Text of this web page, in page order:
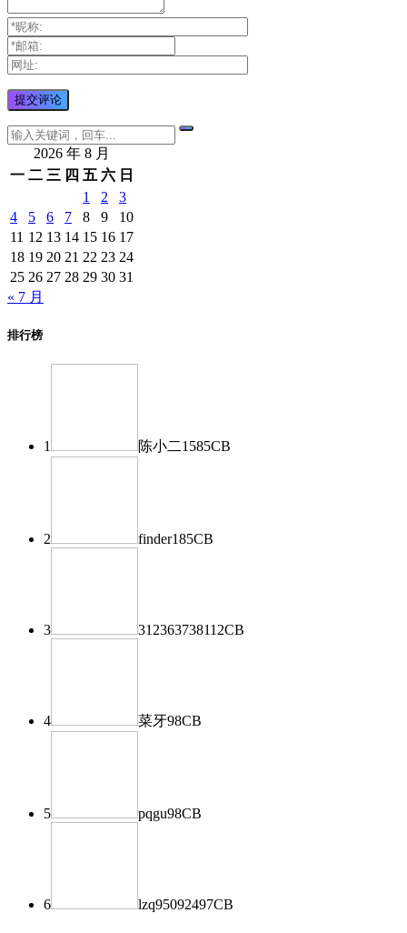
2026 年 8 月
一 二 三 四 五 六 日
1
2
3
4
5 6 7 8 9
10
11 12 13 14 15 16 17
18 19 20 21 22 23 24
25 26 27 28 29 30 31
« 7 月
排行榜
1 陈小二1585CB
2 finder185CB
3 312363738112CB
4 菜牙98CB
5 pqgu98CB
6 lzq95092497CB